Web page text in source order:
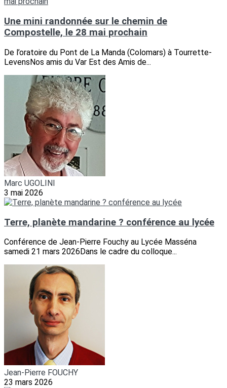
Une mini randonnée sur le chemin de
Compostelle, le 28 mai prochain
De l’oratoire du Pont de La Manda (Colomars) à Tourrette-
LevensNos amis du Var Est des Amis de...
Marc UGOLINI
3 mai 2026
Terre, planète mandarine ? conférence au lycée
Conférence de Jean-Pierre Fouchy au Lycée Masséna
samedi 21 mars 2026Dans le cadre du colloque...
Jean-Pierre FOUCHY
23 mars 2026